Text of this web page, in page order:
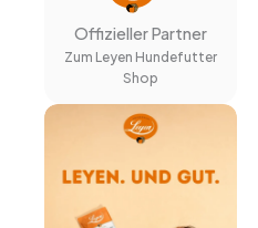
Offizieller Partner
Zum Leyen Hundefutter
Shop